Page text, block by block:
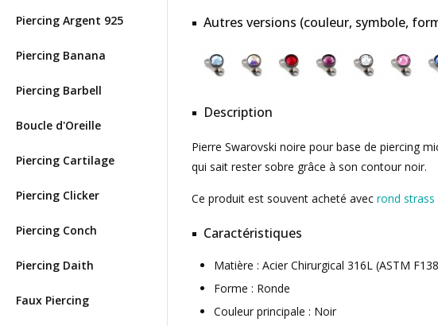
Piercing Argent 925
Piercing Banana
Piercing Barbell
Boucle d'Oreille
Piercing Cartilage
Piercing Clicker
Piercing Conch
Piercing Daith
Faux Piercing
Autres versions (couleur, symbole,
Description
Pierre Swarovski noire pour base de piercing
qui sait rester sobre grâce à son contour noir.
Ce produit est souvent acheté avec rond strass
Caractéristiques
Matière : Acier Chirurgical 316L (ASTM
Forme : Ronde
Couleur principale : Noir